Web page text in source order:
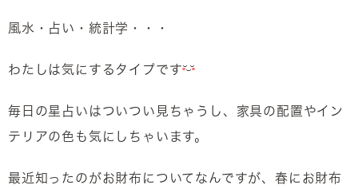
風水・占い・統計学・・・
わたしは気にするタイプです
毎日の星占いはついつい見ちゃうし、家具の配置やイン
テリアの色も気にしちゃいます。
最近知ったのがお財布についてなんですが、春にお財布